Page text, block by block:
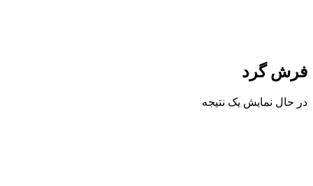
فرش گرد
در حال نمایش یک نتیجه